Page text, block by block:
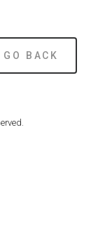
GO BACK